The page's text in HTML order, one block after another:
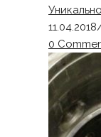
11.04.2018
0